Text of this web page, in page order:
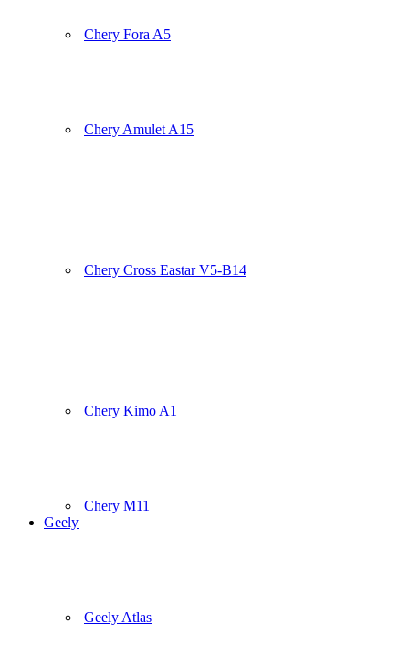
Chery Fora A5
Chery Amulet A15
Chery Cross Eastar V5-B14
Chery Kimo A1
Chery M11
Geely
Geely Atlas